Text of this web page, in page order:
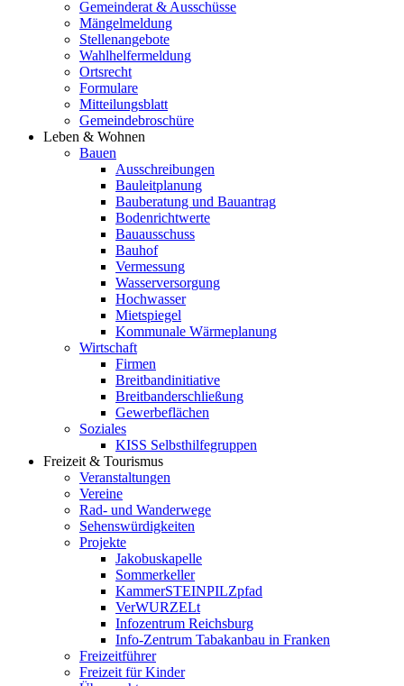
Gemeinderat & Ausschüsse
Mängelmeldung
Stellenangebote
Wahlhelfermeldung
Ortsrecht
Formulare
Mitteilungsblatt
Gemeindebroschüre
Leben & Wohnen
Bauen
Ausschreibungen
Bauleitplanung
Bauberatung und Bauantrag
Bodenrichtwerte
Bauausschuss
Bauhof
Vermessung
Wasserversorgung
Hochwasser
Mietspiegel
Kommunale Wärmeplanung
Wirtschaft
Firmen
Breitbandinitiative
Breitbanderschließung
Gewerbeflächen
Soziales
KISS Selbsthilfegruppen
Freizeit & Tourismus
Veranstaltungen
Vereine
Rad- und Wanderwege
Sehenswürdigkeiten
Projekte
Jakobuskapelle
Sommerkeller
KammerSTEINPILZpfad
VerWURZELt
Infozentrum Reichsburg
Info-Zentrum Tabakanbau in Franken
Freizeitführer
Freizeit für Kinder